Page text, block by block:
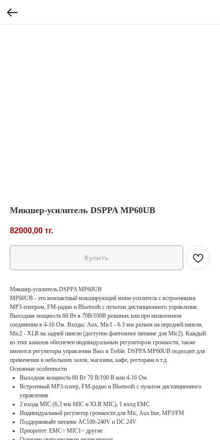
Микшер-усилитель DSPPA MP60UB
82000,00 тг.
Купить
Микшер-усилитель DSPPA MP60UB
MP60UB - это компактный микширующий мини-усилитель с встроенными
MP3-плеером, FM-радио и Bluetooth с пультом дистанционного управления.
Выходная мощность 60 Вт в 70В/100В режимах или при низкоомном
соединении в 4-16 Ом. Входы: Aux, Miс1 - 6.3 мм разъем на передней панели,
Mic2 - XLR на задней панели (доступно фантомное питание для Mic2). Каждый
из этих каналов обеспечен индивидуальным регулятором громкости, также
имеются регуляторы управления Bass и Treble. DSPPA MP60UB подходит для
применения в небольших залов, магазина, кафе, ресторана и т.д.
Основные особенности
Выходная мощность 60 Вт 70 В/100 В или 4-16 Ом
Встроенный MP3-плеер, FM-радио и Bluetooth с пультом дистанционного
управления
2 входа MIC (6,3 мм MIC и XLR MIC), 1 вход EMC
Индивидуальный регулятор громкости для Mic, Aux line, MP3/FM
Поддерживайт питание AC100-240V и DC 24V
Приоритет: EMC> MIC1> другие